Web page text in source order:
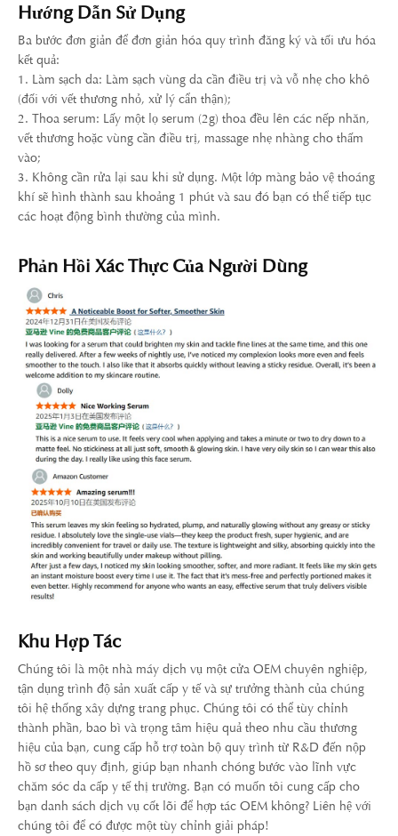
Hướng Dẫn Sử Dụng
Ba bước đơn giản để đơn giản hóa quy trình đăng ký và tối ưu hóa
kết quả:
1. Làm sạch da: Làm sạch vùng da cần điều trị và vỗ nhẹ cho khô
(đối với vết thương nhỏ, xử lý cẩn thận);
2. Thoa serum: Lấy một lọ serum (2g) thoa đều lên các nếp nhăn,
vết thương hoặc vùng cần điều trị, massage nhẹ nhàng cho thấm
vào;
3. Không cần rửa lại sau khi sử dụng. Một lớp màng bảo vệ thoáng
khí sẽ hình thành sau khoảng 1 phút và sau đó bạn có thể tiếp tục
các hoạt động bình thường của mình.
Phản Hồi Xác Thực Của Người Dùng
Khu Hợp Tác
Chúng tôi là một nhà máy dịch vụ một cửa OEM chuyên nghiệp,
tận dụng trình độ sản xuất cấp y tế và sự trưởng thành của chúng
tôi hệ thống xây dựng trang phục. Chúng tôi có thể tùy chỉnh
thành phần, bao bì và trọng tâm hiệu quả theo nhu cầu thương
hiệu của bạn, cung cấp hỗ trợ toàn bộ quy trình từ R&D đến nộp
hồ sơ theo quy định, giúp bạn nhanh chóng bước vào lĩnh vực
chăm sóc da cấp y tế thị trường. Bạn có muốn tôi cung cấp cho
bạn danh sách dịch vụ cốt lõi để hợp tác OEM không? Liên hệ với
chúng tôi để có được một tùy chỉnh giải pháp!